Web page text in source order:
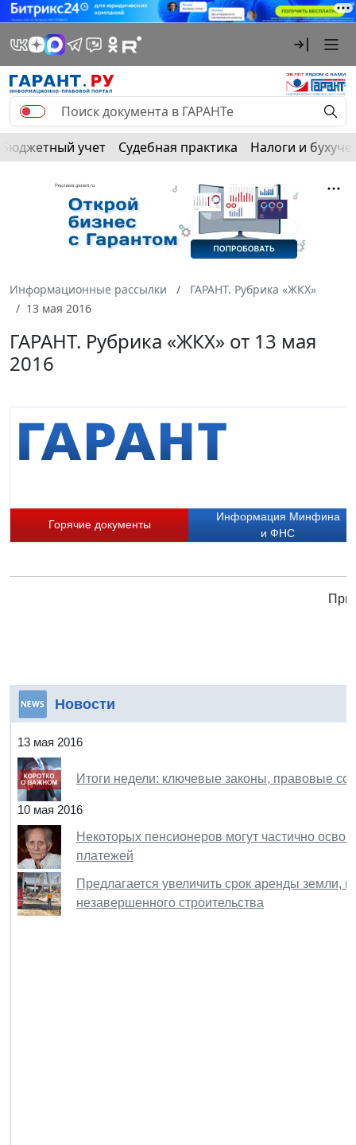
Бюджетный учет Судебная практика Налоги и
Информационные рассылки
ГАРАНТ. Рубрика «ЖКХ»
13 мая 2016
ГАРАНТ. Рубрика «ЖКХ» от 13 мая
2016
Горячие документы
Информация Минфина
и ФНС
Новости
13 мая 2016
Итоги недели: ключевые законы, правовые
10 мая 2016
Некоторых пенсионеров могут частично
платежей
Предлагается увеличить срок аренды земли,
незавершенного строительства